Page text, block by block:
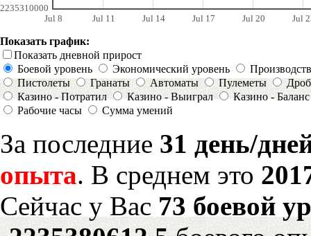
Jul 8 Jul 11 Jul 14 Jul 17 Jul 20 Jul
2235310000
Показать график:
Показать дневной прирост
Боевой уровень
Экономический уровень
Пистолеты
Гранаты Автоматы Пулеметы
Казино - Потратил
Казино - Выиграл
Казино - Баланс
Рабочие часы
Сумма умений
За последние 31 день/
опыта. В среднем это
Сейчас у Вас 73 боевой